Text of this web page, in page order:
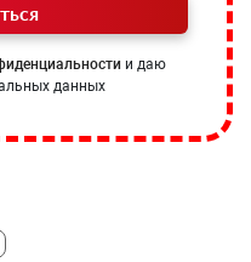
и даю
данных